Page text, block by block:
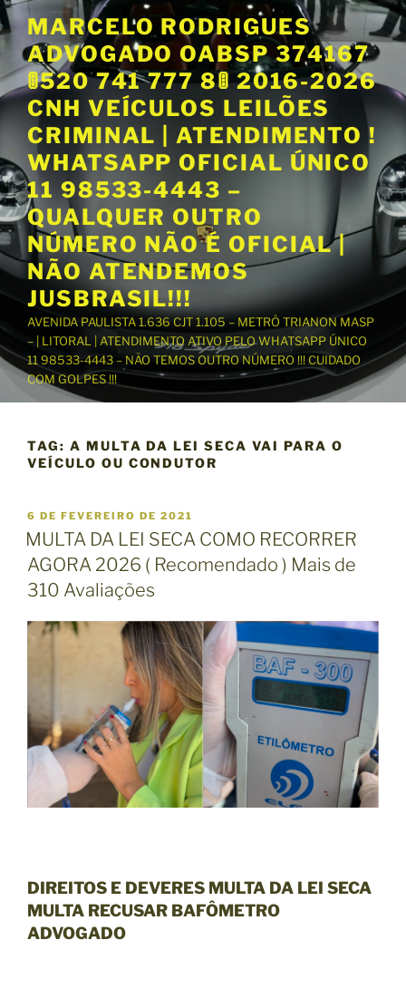
P
u
a
r
r
a
o
c
o
n
t
ú
d
MARCELO RODRIGUES
ADVOGADO OABSP 374167
🚦520 741 777 8🚦 2016-2026
CNH VEÍCULOS LEILÕES
CRIMINAL | ATENDIMENTO !
WHATSAPP OFICIAL ÚNICO
11 98533-4443 –
QUALQUER OUTRO
NÚMERO NÃO É OFICIAL |
NÃO ATENDEMOS
JUSBRASIL!!!
AVENIDA PAULISTA 1.636 CJT 1.105 – METRÔ TRIANON MASP
– | LITORAL | ATENDIMENTO ATIVO PELO WHATSAPP ÚNICO
11 98533-4443 – NÃO TEMOS OUTRO NÚMERO !!! CUIDADO
COM GOLPES !!!
TAG: A MULTA DA LEI SECA VAI PARA O
VEÍCULO OU CONDUTOR
P
U
B
L
I
C
D
6 DE FEVEREIRO DE 2021
MULTA DA LEI SECA COMO RECORRER
AGORA 2026 ( Recomendado ) Mais de
310 Avaliações
DIREITOS E DEVERES MULTA DA LEI SECA
MULTA RECUSAR BAFÔMETRO
ADVOGADO